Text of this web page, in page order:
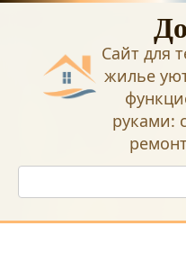
Перейти
Сайт для
жилье
руками:
Поиск: